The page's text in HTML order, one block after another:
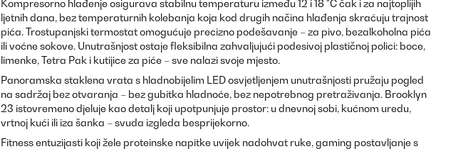
Kompresorno hlađenje osigurava stabilnu temperaturu između 12 i 18 °C čak i za najtoplijih
ljetnih dana, bez temperaturnih kolebanja koja kod drugih načina hlađenja skraćuju trajnost
pića. Trostupanjski termostat omogućuje precizno podešavanje – za pivo, bezalkoholna pića
ili voćne sokove. Unutrašnjost ostaje fleksibilna zahvaljujući podesivoj plastičnoj polici: boce,
limenke, Tetra Pak i kutijice za piće – sve nalazi svoje mjesto.
Panoramska staklena vrata s hladnobijelim LED osvjetljenjem unutrašnjosti pružaju pogled
na sadržaj bez otvaranja – bez gubitka hladnoće, bez nepotrebnog pretraživanja. Brooklyn
23 istovremeno djeluje kao detalj koji upotpunjuje prostor: u dnevnoj sobi, kućnom uredu,
vrtnoj kući ili iza šanka – svuda izgleda besprijekorno.
Fitness entuzijasti koji žele proteinske napitke uvijek nadohvat ruke, gaming postavljanje s